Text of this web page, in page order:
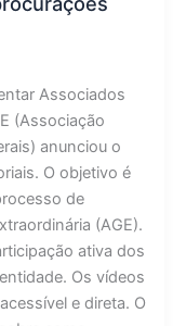
Associados
(Associação
anunciou o
O objetivo é
de
(AGE).
ativa dos
Os vídeos
e direta. O